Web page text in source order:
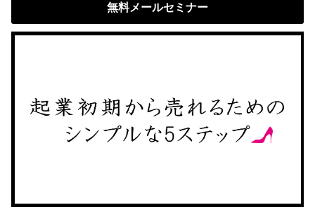
無料メールセミナー